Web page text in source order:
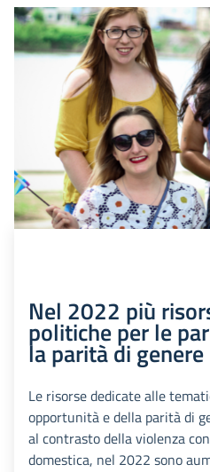
Nel 2022 più
politiche per le
la parità di genere
Le risorse dedicate alle
opportunità e della parità di
al contrasto della violenza
domestica, nel 2022 sono